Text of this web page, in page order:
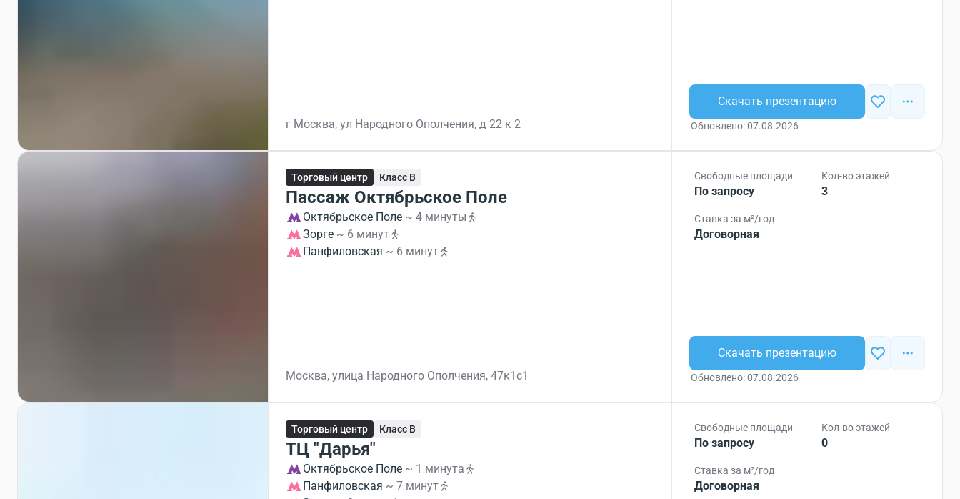
г Москва, ул Народного Ополчения, д 22 к 2
Скачать презентацию
Обновлено: 07.08.2026
Торговый центр Класс B
Паcсaж Октябpьcкоe Полe
Октябрьское Поле ~ 4 минуты
Зорге ~ 6 минут
Панфиловская ~ 6 минут
Москва, улица Народного Ополчения, 47к1с1
Свободные площади
По запросу
Кол-во этажей
3
Ставка за м²/год
Договорная
Скачать презентацию
Обновлено: 07.08.2026
Торговый центр Класс B
ТЦ "Дарья"
Октябрьское Поле ~ 1 минута
Панфиловская ~ 7 минут
Свободные площади
По запросу
Кол-во этажей
0
Ставка за м²/год
Договорная